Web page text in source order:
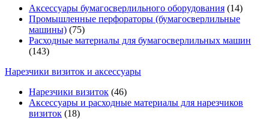
Аксессуары бумагосверлильного оборудования (14)
Промышленные перфораторы (бумагосверлильные
машины) (75)
Расходные материалы для бумагосверлильных машин
(143)
Нарезчики визиток и аксессуары
Нарезчики визиток (46)
Аксессуары и расходные материалы для нарезчиков
визиток (18)